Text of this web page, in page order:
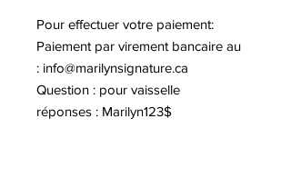
Pour effectuer votre paiement:
Paiement par virement bancaire au
: info@marilynsignature.ca
Question : pour vaisselle
réponses : Marilyn123$